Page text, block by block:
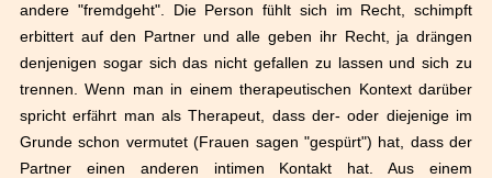
andere "fremdgeht". Die Person fühlt sich im Recht, schimpft
erbittert auf den Partner und alle geben ihr Recht, ja drängen
denjenigen sogar sich das nicht gefallen zu lassen und sich zu
trennen. Wenn man in einem therapeutischen Kontext darüber
spricht erfährt man als Therapeut, dass der- oder diejenige im
Grunde schon vermutet (Frauen sagen "gespürt") hat, dass der
Partner einen anderen intimen Kontakt hat. Aus einem